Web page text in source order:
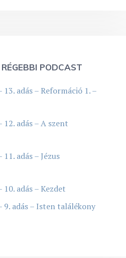
PODCAST
adás – Reformáció 1. –
adás – A szent
adás – Jézus
adás – Kezdet
9. adás – Isten találékony